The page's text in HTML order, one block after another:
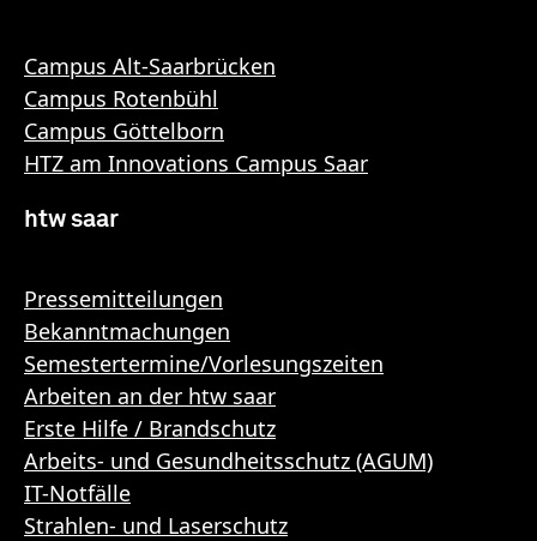
Campus Alt-Saarbrücken
Campus Rotenbühl
Campus Göttelborn
HTZ am Innovations Campus Saar
htw saar
Pressemitteilungen
Bekanntmachungen
Semestertermine/Vorlesungszeiten
Arbeiten an der htw saar
Erste Hilfe / Brandschutz
Arbeits- und Gesundheitsschutz (AGUM)
IT-Notfälle
Strahlen- und Laserschutz